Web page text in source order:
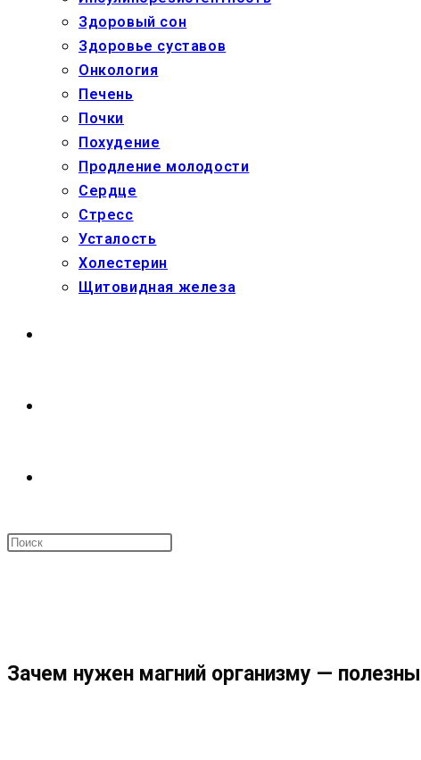
Здоровый сон
Здоровье суставов
Онкология
Печень
Почки
Похудение
Продление молодости
Сердце
Стресс
Усталость
Холестерин
Щитовидная железа
ПОИСК
ВЕБ-
Зачем нужен магний организму —